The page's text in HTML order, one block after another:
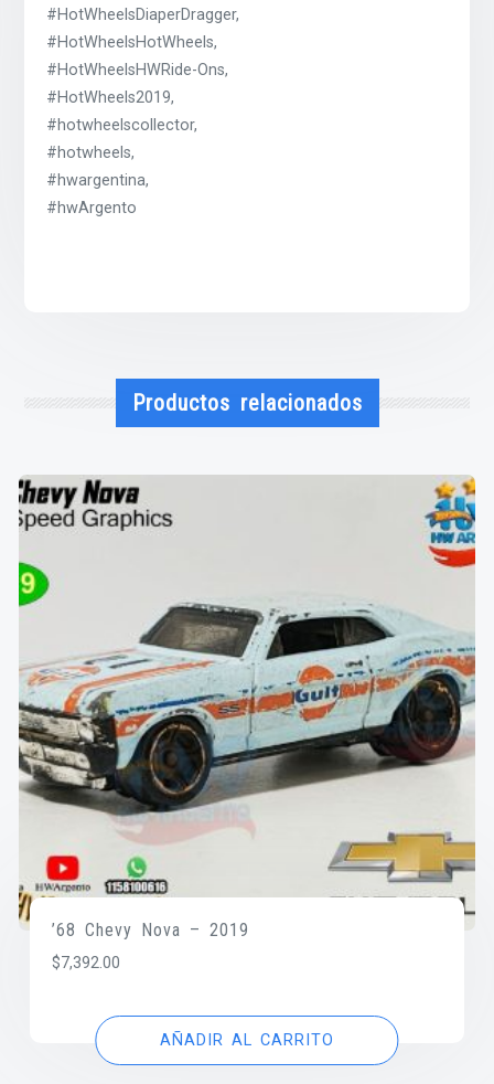
#HotWheelsDiaperDragger,
#HotWheelsHotWheels,
#HotWheelsHWRide-Ons,
#HotWheels2019,
#hotwheelscollector,
#hotwheels,
#hwargentina,
#hwArgento
Productos relacionados
’68 Chevy Nova – 2019
$7,392.00
AÑADIR AL CARRITO